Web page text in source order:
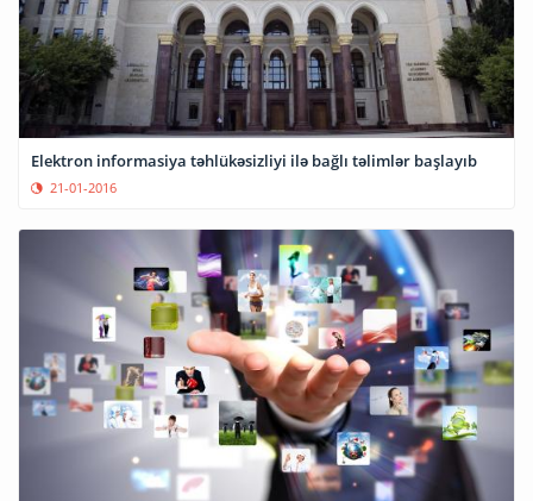
Elektron informasiya təhlükəsizliyi ilə bağlı təlimlər başlayıb
21-01-2016